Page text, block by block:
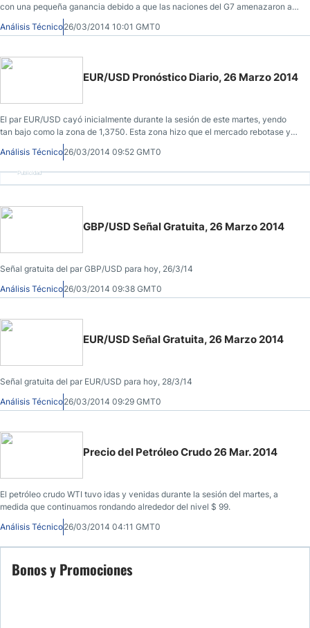
con una pequeña ganancia debido a que las naciones del G7 amenazaron a
Rusia con sanciones económicas más duras.
Análisis Técnico26/03/2014 10:01 GMT0
EUR/USD Pronóstico Diario, 26 Marzo 2014
El par EUR/USD cayó inicialmente durante la sesión de este martes, yendo
tan bajo como la zona de 1,3750. Esta zona hizo que el mercado rebotase y
al final formó un martillo de aspecto agradable.
Análisis Técnico26/03/2014 09:52 GMT0
Publicidad
GBP/USD Señal Gratuita, 26 Marzo 2014
Señal gratuita del par GBP/USD para hoy, 26/3/14
Análisis Técnico26/03/2014 09:38 GMT0
EUR/USD Señal Gratuita, 26 Marzo 2014
Señal gratuita del par EUR/USD para hoy, 28/3/14
Análisis Técnico26/03/2014 09:29 GMT0
Precio del Petróleo Crudo 26 Mar. 2014
El petróleo crudo WTI tuvo idas y venidas durante la sesión del martes, a
medida que continuamos rondando alrededor del nivel $ 99.
Análisis Técnico26/03/2014 04:11 GMT0
Bonos y Promociones